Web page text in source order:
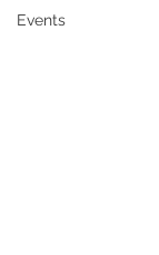
Events